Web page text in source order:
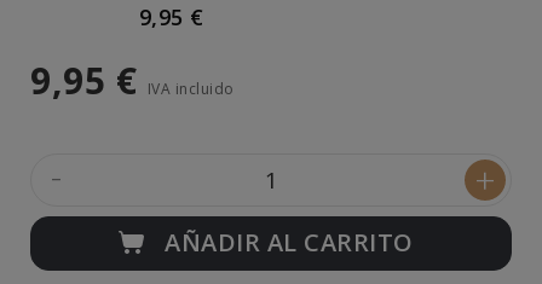
9,95 €
9,95 € IVA incluido
- +
AÑADIR AL CARRITO